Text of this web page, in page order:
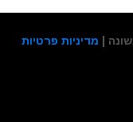
| מדיניות פרטיות